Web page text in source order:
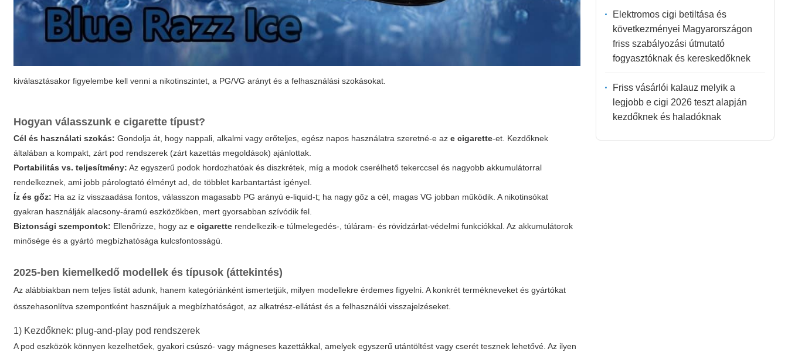
kiválasztásakor figyelembe kell venni a nikotinszintet, a PG/VG arányt és a felhasználási szokásokat.
Hogyan válasszunk e cigarette típust?
Cél és használati szokás: Gondolja át, hogy nappali, alkalmi vagy erőteljes, egész napos használatra szeretné-e aze cigarette-et. Kezdőknek
általában a kompakt, zárt pod rendszerek (zárt kazettás megoldások) ajánlottak.
Portabilitás vs. teljesítmény: Az egyszerű podok hordozhatóak és diszkrétek, míg a modok cserélhető tekerccsel és nagyobb akkumulátorral
rendelkeznek, ami jobb párologtató élményt ad, de többlet karbantartást igényel.
Íz és gőz: Ha az íz visszaadása fontos, válasszon magasabb PG arányú e-liquid-t; ha nagy gőz a cél, magas VG jobban működik. A nikotinsókat
gyakran használják alacsony-áramú eszközökben, mert gyorsabban szívódik fel.
Biztonsági szempontok: Ellenőrizze, hogy aze cigarette rendelkezik-e túlmelegedés-, túláram- és rövidzárlat-védelmi funkciókkal. Az akkumulátorok
minősége és a gyártó megbízhatósága kulcsfontosságú.
2025-ben kiemelkedő modellek és típusok (áttekintés)
Az alábbiakban nem teljes listát adunk, hanem kategóriánként ismertetjük, milyen modellekre érdemes figyelni. A konkrét termékneveket és gyártókat
összehasonlítva szempontként használjuk a megbízhatóságot, az alkatrész-ellátást és a felhasználói visszajelzéseket.
1) Kezdőknek: plug-and-play pod rendszerek
A pod eszközök könnyen kezelhetőek, gyakori csúszó- vagy mágneses kazettákkal, amelyek egyszerű utántöltést vagy cserét tesznek lehetővé. Az ilyen
Elektromos cigi betiltása és
következményei Magyarországon
friss szabályozási útmutató
fogyasztóknak és kereskedőknek
Friss vásárlói kalauz melyik a
legjobb e cigi 2026 teszt alapján
kezdőknek és haladóknak